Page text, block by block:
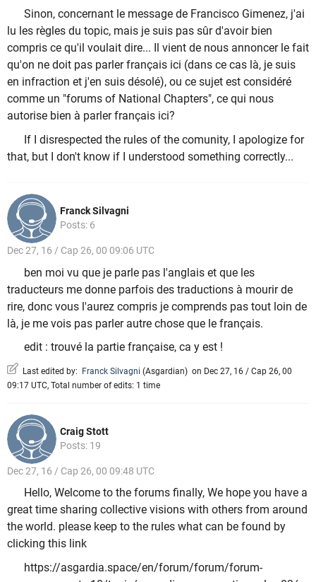
Sinon, concernant le message de Francisco Gimenez, j'ai
lu les règles du topic, mais je suis pas sûr d'avoir bien
compris ce qu'il voulait dire... Il vient de nous annoncer le fait
qu'on ne doit pas parler français ici (dans ce cas là, je suis
en infraction et j'en suis désolé), ou ce sujet est considéré
comme un "forums of National Chapters", ce qui nous
autorise bien à parler français ici?
If I disrespected the rules of the comunity, I apologize for
that, but I don't know if I understood something correctly...
Franck Silvagni
Posts: 6
Dec 27, 16 / Cap 26, 00 09:06 UTC
ben moi vu que je parle pas l'anglais et que les
traducteurs me donne parfois des traductions à mourir de
rire, donc vous l'aurez compris je comprends pas tout loin de
là, je me vois pas parler autre chose que le français.
edit : trouvé la partie française, ca y est !
Last edited by: Franck Silvagni (Asgardian) on Dec 27, 16 / Cap 26, 00
09:17 UTC, Total number of edits: 1 time
Craig Stott
Posts: 19
Dec 27, 16 / Cap 26, 00 09:48 UTC
Hello, Welcome to the forums finally, We hope you have a
great time sharing collective visions with others from around
the world. please keep to the rules what can be found by
clicking this link
https://asgardia.space/en/forum/forum/forum-